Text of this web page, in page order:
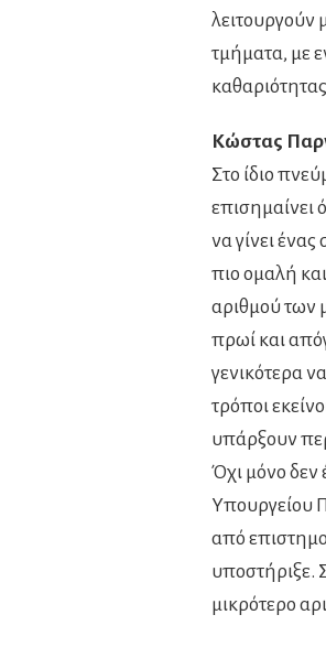
λειτουργούν
τμήματα, με
Κώστας
Στο ίδιο
επισημαίνει
να γίνει
πιο ομαλή
αριθμού των
πρωί και
γενικότερα
τρόποι
υπάρξουν
Όχι μόνο δεν
Υπουργείου
από
υποστήριξε.
μικρότερο